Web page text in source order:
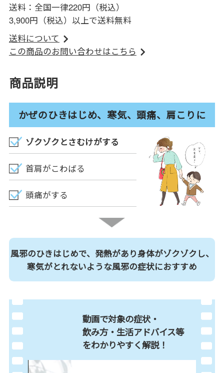
送料：全国一律220円（税込）
3,900円（税込）以上で送料無料
送料について
この商品のお問い合わせはこちら
商品説明
かぜのひきはじめ、寒気、頭痛、肩こりに
ゾクゾクとさむけがする
首肩がこわばる
頭痛がする
風邪のひきはじめで、発熱があり身体がゾクゾクし、
寒気がとれないような風邪の症状におすすめ
動画で対象の症状・
飲み方・生活アドバイス等
をわかりやすく解説！